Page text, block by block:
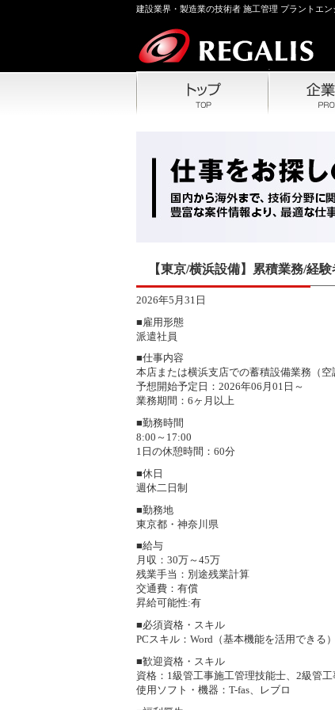
建設業界・製造業の技術者 施工管理 プラントエ
【東京/横浜設備】累積業務/経
2026年5月31日
■雇用形態
派遣社員
■仕事内容
本店または横浜支店での蓄積設備業務（
予想開始予定日：2026年06月01日～
業務期間：6ヶ月以上
■勤務時間
8:00～17:00
1日の休憩時間：60分
■休日
週休二日制
■勤務地
東京都・神奈川県
■給与
月収：30万～45万
残業手当：別途残業計算
交通費：有償
昇給可能性:有
■必須資格・スキル
PCスキル：Word（基本機能を活用できる
■歓迎資格・スキル
資格：1級管工事施工管理技能士、2級管
使用ソフト・機器：T-fas、レブロ